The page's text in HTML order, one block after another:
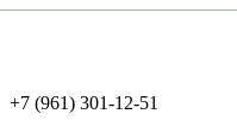
+7 (961) 301-12-51